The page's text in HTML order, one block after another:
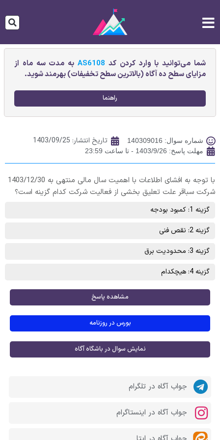
شما می‌توانید با وارد کردن کد AS6108به مدت سه ماه از
مزایای سطح ده آگاه (بالاترین سطح تخفیفات) بهرمند شوید.
راهنما
شماره سوال: 140309016 تاریخ انتشار: 1403/09/25
مهلت پاسخ: 1403/9/26 - تا ساعت 23:59
با توجه به افشای اطلاعات با اهمیت سال مالی منتهی به 1403/12/30
شرکت سباقر علت تعلیق بخشی از فعالیت شرکت کدام گزینه است؟
گزینه 1: کمبود بودجه
گزینه 2: نقص فنی
گزینه 3: محدودیت برق
گزینه 4: هیچکدام
مشاهده پاسخ
بورس در روزنامه
نمایش سوال در باشگاه آگاه
جواب آگاه در تلگرام
جواب آگاه در اینستاگرام